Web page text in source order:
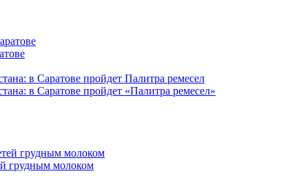
в Саратове пройдет «Палитра ремесел»
грудным молоком